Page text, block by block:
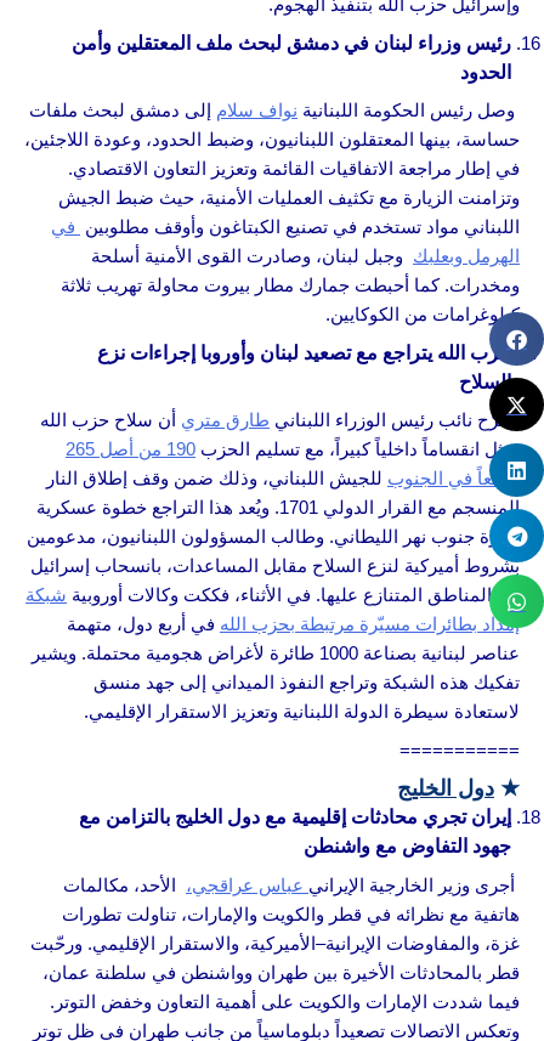
وإسرائيل حزب الله بتنفيذ الهجوم.
رئيس وزراء لبنان في دمشق لبحث ملف المعتقلين وأمن
الحدود
وصل رئيس الحكومة اللبنانية نواف سلام إلى دمشق لبحث ملفات
حساسة، بينها المعتقلون اللبنانيون، وضبط الحدود، وعودة اللاجئين،
في إطار مراجعة الاتفاقيات القائمة وتعزيز التعاون الاقتصادي.
وتزامنت الزيارة مع تكثيف العمليات الأمنية، حيث ضبط الجيش
اللبناني مواد تستخدم في تصنيع الكبتاغون وأوقف مطلوبين في
الهرمل وبعلبك وجبل لبنان، وصادرت القوى الأمنية أسلحة
ومخدرات. كما أحبطت جمارك مطار بيروت محاولة تهريب ثلاثة
كيلوغرامات من الكوكايين.
حزب الله يتراجع مع تصعيد لبنان وأوروبا إجراءات نزع
السلاح
صرّح نائب رئيس الوزراء اللبناني طارق متري أن سلاح حزب الله
يمثل انقساماً داخلياً كبيراً، مع تسليم الحزب
190 من أصل 265
موقعاً في الجنوب للجيش اللبناني، وذلك ضمن وقف إطلاق النار
المنسجم مع القرار الدولي 1701. ويُعد هذا التراجع خطوة عسكرية
كبيرة جنوب نهر الليطاني. وطالب المسؤولون اللبنانيون، مدعومين
بشروط أميركية لنزع السلاح مقابل المساعدات، بانسحاب إسرائيل
من المناطق المتنازع عليها. في الأثناء، فككت وكالات أوروبية شبكة
إمداد بطائرات مسيّرة مرتبطة بحزب الله في أربع دول، متهمة
عناصر لبنانية بصناعة 1000 طائرة لأغراض هجومية محتملة. ويشير
تفكيك هذه الشبكة وتراجع النفوذ الميداني إلى جهد منسق
لاستعادة سيطرة الدولة اللبنانية وتعزيز الاستقرار الإقليمي.
===========
★ دول الخليج
إيران تجري محادثات إقليمية مع دول الخليج بالتزامن مع
جهود التفاوض مع واشنطن
أجرى وزير الخارجية الإيراني عباس عراقجي، الأحد، مكالمات
هاتفية مع نظرائه في قطر والكويت والإمارات، تناولت تطورات
غزة، والمفاوضات الإيرانية–الأميركية، والاستقرار الإقليمي. ورحّبت
قطر بالمحادثات الأخيرة بين طهران وواشنطن في سلطنة عمان،
فيما شددت الإمارات والكويت على أهمية التعاون وخفض التوتر.
وتعكس الاتصالات تصعيداً دبلوماسياً من جانب طهران في ظل توتر